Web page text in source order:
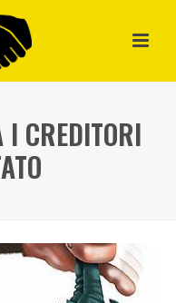
I CREDITORI